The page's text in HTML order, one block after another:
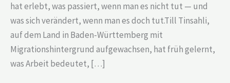
hat erlebt, was passiert, wenn man es nicht tut — und
was sich verändert, wenn man es doch tut.Till Tinsahli,
auf dem Land in Baden-Württemberg mit
Migrationshintergrund aufgewachsen, hat früh gelernt,
was Arbeit bedeutet, […]